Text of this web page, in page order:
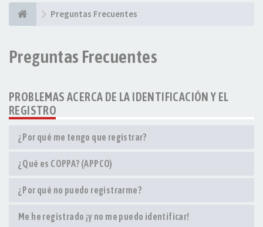
Preguntas Frecuentes
Preguntas Frecuentes
PROBLEMAS ACERCA DE LA IDENTIFICACIÓN Y EL
REGISTRO
¿Por qué me tengo que registrar?
¿Qué es COPPA? (APPCO)
¿Por qué no puedo registrarme?
Me he registrado ¡y no me puedo identificar!